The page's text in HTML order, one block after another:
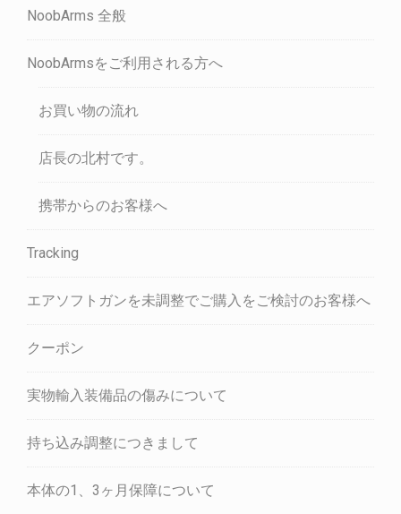
NoobArms 全般
NoobArmsをご利用される方へ
お買い物の流れ
店長の北村です。
携帯からのお客様へ
Tracking
エアソフトガンを未調整でご購入をご検討のお客様へ
クーポン
実物輸入装備品の傷みについて
持ち込み調整につきまして
本体の1、3ヶ月保障について